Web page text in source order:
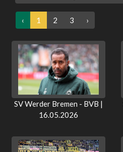
‹ 1 2 3 ›
SV Werder Bremen - BVB |
16.05.2026